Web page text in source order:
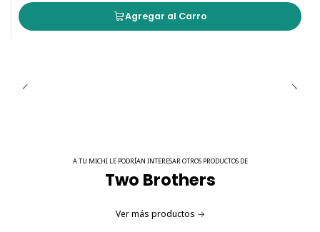
Agregar al Carro
A TU MICHI LE PODRÍAN INTERESAR OTROS PRODUCTOS DE
Two Brothers
Ver más productos